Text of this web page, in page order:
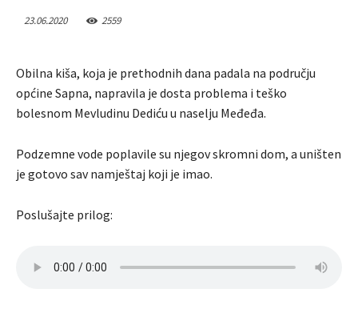
23.06.2020 2559
Obilna kiša, koja je prethodnih dana padala na području
općine Sapna, napravila je dosta problema i teško
bolesnom Mevludinu Dediću u naselju Međeđa.
Podzemne vode poplavile su njegov skromni dom, a uništen
je gotovo sav namještaj koji je imao.
Poslušajte prilog: